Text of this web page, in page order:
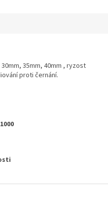
35mm, 40mm , ryzost
proti černání.